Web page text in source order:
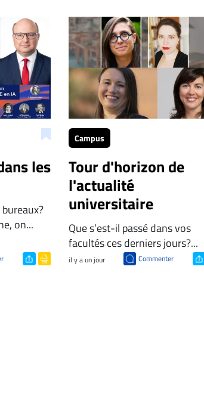
les
on...
Campus
Tour d'horizon de
l'actualité
universitaire
Que s’est-il passé dans vos
facultés ces derniers jours?...
il y a un jour Commenter